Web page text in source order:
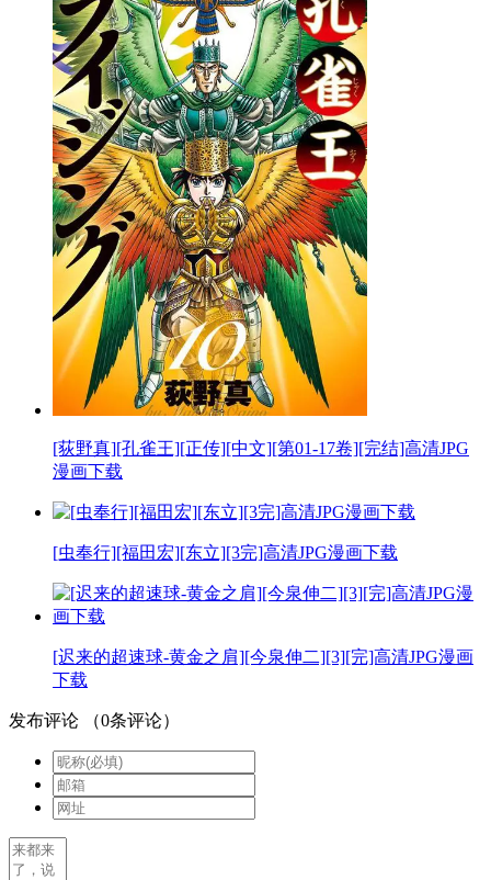
[荻野真][孔雀王][正传][中文][第01-17卷][完结]高清JPG
漫画下载
[虫奉行][福田宏][东立][3完]高清JPG漫画下载
[迟来的超速球-黄金之肩][今泉伸二][3][完]高清JPG漫画
下载
发布评论 （0条评论）